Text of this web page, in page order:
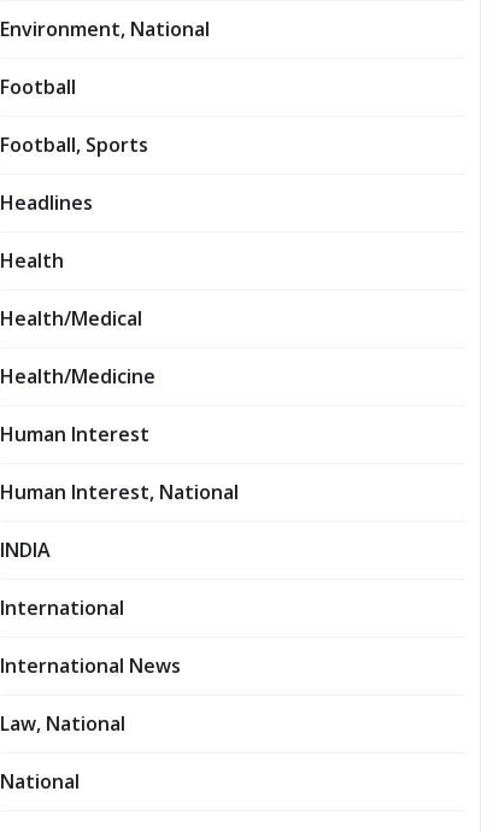
Environment, National
Football
Football, Sports
Headlines
Health
Health/Medical
Health/Medicine
Human Interest
Human Interest, National
INDIA
International
International News
Law, National
National